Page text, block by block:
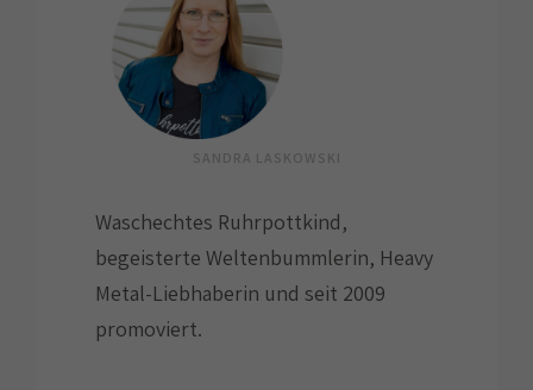
SANDRA LASKOWSKI
Waschechtes Ruhrpottkind,
begeisterte Weltenbummlerin, Heavy
Metal-Liebhaberin und seit 2009
promoviert.